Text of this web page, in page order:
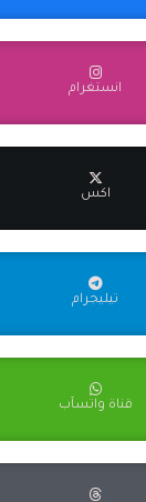
انستغرام
اكس
تيليجرام
قناة واتسآب